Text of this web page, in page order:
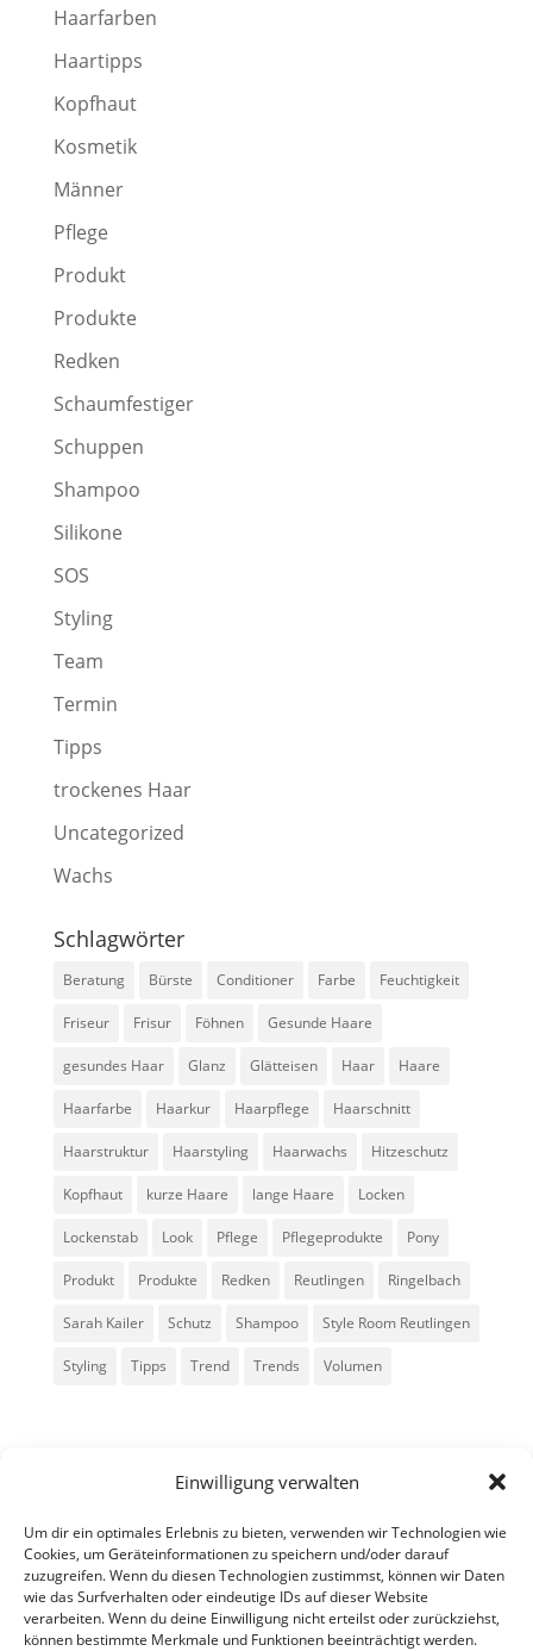
Einwilligung verwalten
Um dir ein optimales Erlebnis zu bieten, verwenden wir Technologien wie
Cookies, um Geräteinformationen zu speichern und/oder darauf
zuzugreifen. Wenn du diesen Technologien zustimmst, können wir Daten
wie das Surfverhalten oder eindeutige IDs auf dieser Website
verarbeiten. Wenn du deine Einwilligung nicht erteilst oder zurückziehst,
können bestimmte Merkmale und Funktionen beeinträchtigt werden.
Haarfarben
Haartipps
Kopfhaut
Kosmetik
Männer
Pflege
Produkt
Produkte
Redken
Schaumfestiger
Schuppen
Shampoo
Silikone
SOS
Styling
Team
Termin
Tipps
trockenes Haar
Uncategorized
Wachs
Schlagwörter
Beratung Bürste Conditioner Farbe Feuchtigkeit
Friseur Frisur Föhnen Gesunde Haare
gesundes Haar Glanz Glätteisen Haar Haare
Haarfarbe Haarkur Haarpflege Haarschnitt
Haarstruktur Haarstyling Haarwachs Hitzeschutz
Kopfhaut kurze Haare lange Haare Locken
Lockenstab Look Pflege Pflegeprodukte Pony
Produkt Produkte Redken Reutlingen Ringelbach
Sarah Kailer Schutz Shampoo Style Room Reutlingen
Styling Tipps Trend Trends Volumen
Alle Rechte vorbehalten - Sarah Kailer